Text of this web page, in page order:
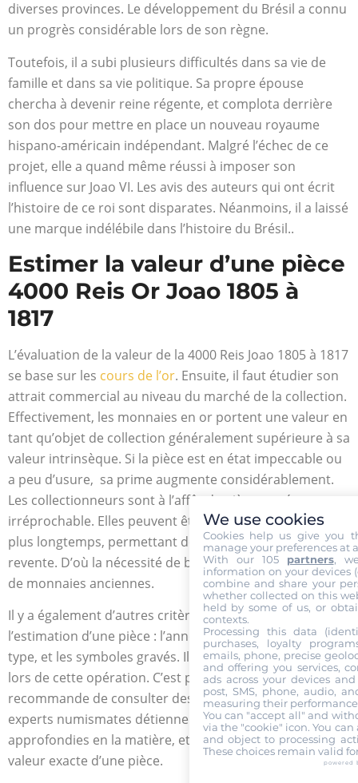
diverses provinces. Le développement du Brésil a connu
un progrès considérable lors de son règne.
Toutefois, il a subi plusieurs difficultés dans sa vie de
famille et dans sa vie politique. Sa propre épouse
chercha à devenir reine régente, et complota derrière
son dos pour mettre en place un nouveau royaume
hispano-américain indépendant. Malgré l’échec de ce
projet, elle a quand même réussi à imposer son
influence sur Joao VI. Les avis des auteurs qui ont écrit
l’histoire de ce roi sont disparates. Néanmoins, il a laissé
une marque indélébile dans l’histoire du Brésil..
Estimer la valeur d’une pièce
4000 Reis Or Joao 1805 à
1817
L’évaluation de la valeur de la 4000 Reis Joao 1805 à 1817
se base sur les cours de l’or. Ensuite, il faut étudier son
attrait commercial au niveau du marché de la collection.
Effectivement, les monnaies en or portent une valeur en
tant qu’objet de collection généralement supérieure à sa
valeur intrinsèque. Si la pièce est en état impeccable ou
a peu d’usure, sa prime augmente considérablement.
Les collectionneurs sont à l’affût de pièces en état
irréprochable. Elles peuvent être conservées encore
plus longtemps, permettant de faire un grand profit à la
revente. D’où la nécessité de bien préserver les pièces
de monnaies anciennes.
Il y a également d’autres critères à considérer lors de
l’estimation d’une pièce : l’année d’émission, la rareté du
type, et les symboles gravés. Il est facile de se tromper
lors de cette opération. C’est pour cela que l’on vous
recommande de consulter des professionnels. Les
experts numismates détiennent des connaissances
approfondies en la matière, et peuvent en effet définir la
valeur exacte d’une pièce.
We use cookies
Cookies help us give you
manage your preferences at
With our 105 partners,
information on your devices
combine and share your
whether collected on this
held by some of us, or
contexts.
Processing this data
purchases, loyalty
emails, phone, precise
and offering you services,
ads across your devices
post, SMS, phone, audio,
measuring their
You can "accept all" and
via the "cookie" icon. You
and object to processing
These choices remain valid
powered